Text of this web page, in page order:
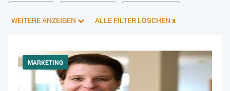
E-BUSINESS ECM/DMS E-COMMERCE EINKAUF
FALLSTUDIEN FERTIGUNG FINANZSOFTWARE
WEITERE ANZEIGEN ALLE FILTER LÖSCHEN x
MARKETING